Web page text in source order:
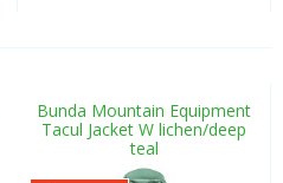
Bunda Mountain Equipment
Tacul Jacket W lichen/deep
teal